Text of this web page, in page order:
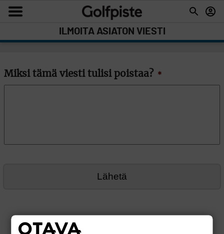
ILMOITA ASIATON VIESTI
Miksi tämä viesti tulisi poistaa? *